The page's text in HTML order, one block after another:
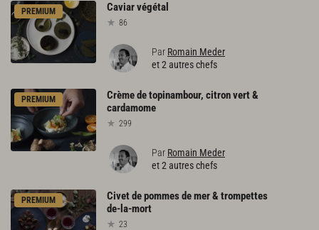
PREMIUM Caviarvégétal
86
Par Romain Meder
et 2 autres chefs
PREMIUM Crèmedetopinambour, citronvert&
cardamome
299
Par Romain Meder
et 2 autres chefs
PREMIUM Civetdepommesdemer& trompettes
de-la-mort
23